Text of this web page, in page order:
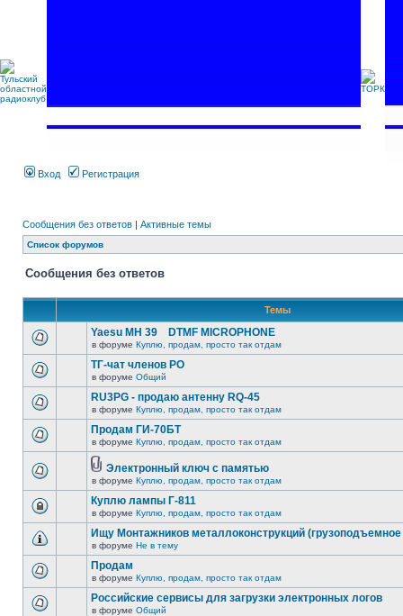
Вход Регистрация
Сообщения без ответов | Активные темы
Список форумов
Сообщения без ответов
Темы
Yaesu MH 39 DTMF MICROPHONE
в форуме Куплю, продам, просто так отдам
ТГ-чат членов РО
в форуме Общий
RU3PG - продаю антенну RQ-45
в форуме Куплю, продам, просто так отдам
Продам ГИ-70БТ
в форуме Куплю, продам, просто так отдам
Электронный ключ с памятью
в форуме Куплю, продам, просто так отдам
Куплю лампы Г-811
в форуме Куплю, продам, просто так отдам
Ищу Монтажников металлоконструкций
в форуме Не в тему
Продам
в форуме Куплю, продам, просто так отдам
Российские сервисы для загрузки электронных логов
в форуме Общий